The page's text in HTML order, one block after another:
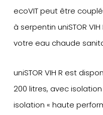
ecoVIT peut être
à serpentin uniSTOR
votre eau chaude
uniSTOR VIH R est
200 litres, avec
isolation « haute